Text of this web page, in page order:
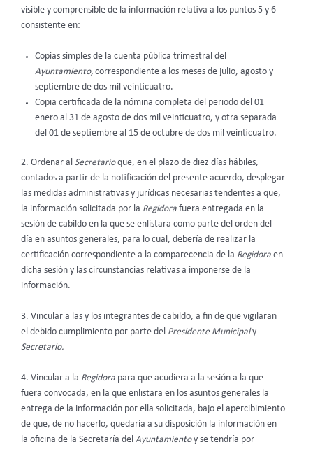
visible y comprensible de la información relativa a los puntos 5 y 6
consistente en:
Copias simples de la cuenta pública trimestral del
Ayuntamiento, correspondiente a los meses de julio, agosto y
septiembre de dos mil veinticuatro.
Copia certificada de la nómina completa del periodo del 01
enero al 31 de agosto de dos mil veinticuatro, y otra separada
del 01 de septiembre al 15 de octubre de dos mil veinticuatro.
2. Ordenar al Secretarioque, en el plazo de diez días hábiles,
contados a partir de la notificación del presente acuerdo, desplegar
las medidas administrativas y jurídicas necesarias tendentes a que,
la información solicitada por la Regidora fuera entregada en la
sesión de cabildo en la que se enlistara como parte del orden del
día en asuntos generales, para lo cual, debería de realizar la
certificación correspondiente a la comparecencia de la Regidora en
dicha sesión y las circunstancias relativas a imponerse de la
información.
3. Vincular a las y los integrantes de cabildo, a fin de que vigilaran
el debido cumplimiento por parte del Presidente Municipaly
Secretario.
4. Vincular a la Regidora para que acudiera a la sesión a la que
fuera convocada, en la que enlistara en los asuntos generales la
entrega de la información por ella solicitada, bajo el apercibimiento
de que, de no hacerlo, quedaría a su disposición la información en
la oficina de la Secretaría del Ayuntamientoy se tendría por